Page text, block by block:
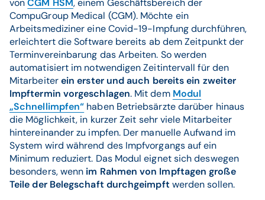
vonCGM HSM, einem Geschäftsbereich der
CompuGroup Medical (CGM). Möchte ein
Arbeitsmediziner eine Covid-19-Impfung durchführen,
erleichtert die Software bereits ab dem Zeitpunkt der
Terminvereinbarung das Arbeiten. So werden
automatisiert im notwendigen Zeitintervall für den
Mitarbeiterein erster und auch bereits ein zweiter
Impftermin vorgeschlagen. Mit dem Modul
„Schnellimpfen“ haben Betriebsärzte darüber hinaus
die Möglichkeit, in kurzer Zeit sehr viele Mitarbeiter
hintereinander zu impfen. Der manuelle Aufwand im
System wird während des Impfvorgangs auf ein
Minimum reduziert. Das Modul eignet sich deswegen
besonders, wenn im Rahmen von Impftagen große
Teile der Belegschaft durchgeimpft werden sollen.